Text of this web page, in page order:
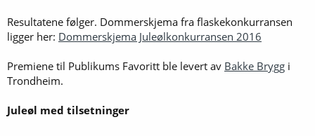
Resultatene følger. Dommerskjema fra flaskekonkurransen
ligger her: Dommerskjema Juleølkonkurransen 2016
Premiene til Publikums Favoritt ble levert av Bakke Brygg i
Trondheim.
Juleøl med tilsetninger